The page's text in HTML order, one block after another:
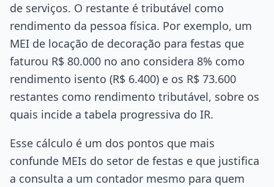
de serviços. O restante é tributável como
rendimento da pessoa física. Por exemplo, um
MEI de locação de decoração para festas que
faturou R$ 80.000 no ano considera 8% como
rendimento isento (R$ 6.400) e os R$ 73.600
restantes como rendimento tributável, sobre os
quais incide a tabela progressiva do IR.
Esse cálculo é um dos pontos que mais
confunde MEIs do setor de festas e que justifica
a consulta a um contador mesmo para quem